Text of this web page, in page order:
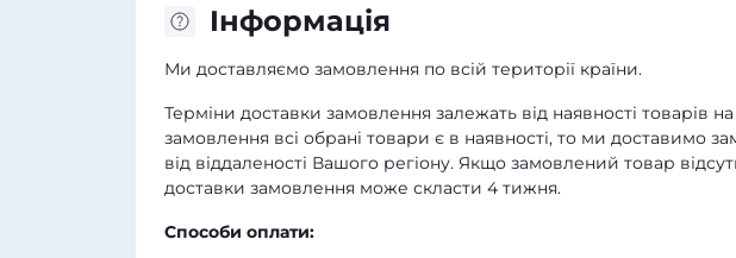
Iнформація
Ми доставляємо замовлення по всій території країни.
Терміни доставки замовлення залежать від наявності товарів
замовлення всі обрані товари є в наявності, то ми доставимо
від віддаленості Вашого регіону. Якщо замовлений товар
доставки замовлення може скласти 4 тижня.
Способи оплати: